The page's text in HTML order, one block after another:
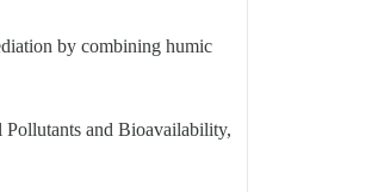
by combining humic
and Bioavailability,